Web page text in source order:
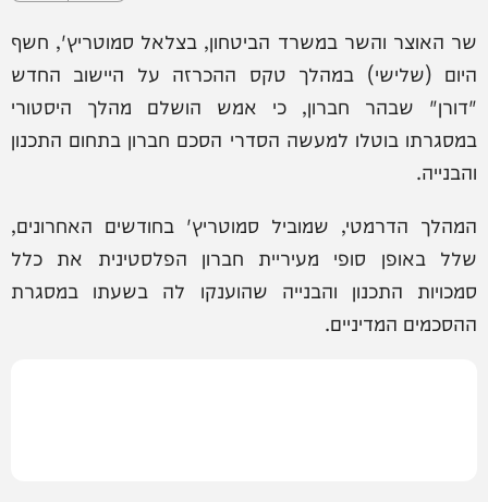
שר האוצר והשר במשרד הביטחון, בצלאל סמוטריץ', חשף
היום (שלישי) במהלך טקס ההכרזה על היישוב החדש
"דורן" שבהר חברון, כי אמש הושלם מהלך היסטורי
במסגרתו בוטלו למעשה הסדרי הסכם חברון בתחום התכנון
והבנייה.
המהלך הדרמטי, שמוביל סמוטריץ' בחודשים האחרונים,
שלל באופן סופי מעיריית חברון הפלסטינית את כלל
סמכויות התכנון והבנייה שהוענקו לה בשעתו במסגרת
ההסכמים המדיניים.